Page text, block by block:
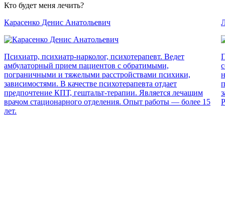
Кто будет меня лечить?
Карасенко Денис Анатольевич
Психиатр, психиатр-нарколог, психотерапевт. Ведет
амбулаторный прием пациентов с обратимыми,
пограничными и тяжелыми расстройствами психики,
зависимостями. В качестве психотерапевта отдает
предпочтение КПТ, гештальт-терапии. Является лечащим
врачом стационарного отделения. Опыт работы — более 15
лет.